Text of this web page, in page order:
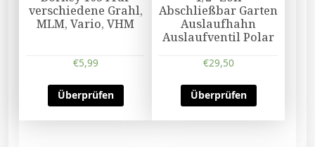
verschiedene Grahl,
MLM, Vario, VHM
€5,99
Überprüfen
Abschließbar Garten
Auslaufhahn
Auslaufventil Polar
€29,50
Überprüfen